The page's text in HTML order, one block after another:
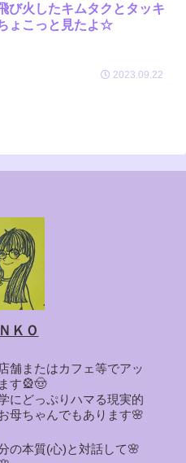
び火したキムタクとタッキ
ょこっと見たよ☆
2023.09.22
ＫＯ
舗またはカフェ等でアッ
す🎡🤠
にどっぷりハマる現実的
母ちゃんでもあります🌸
の本質(心)と対話して🌸